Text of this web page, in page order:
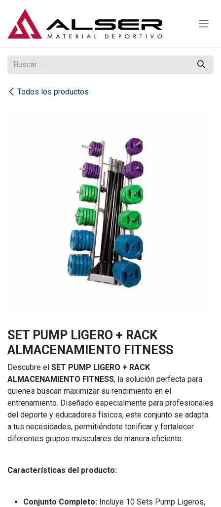
Todos los productos
SET PUMP LIGERO + RACK
ALMACENAMIENTO FITNESS
Descubre el SET PUMP LIGERO + RACK
ALMACENAMIENTO FITNESS, la solución perfecta para
quienes buscan maximizar su rendimiento en el
entrenamiento. Diseñado especialmente para profesionales
del deporte y educadores físicos, este conjunto se adapta
a tus necesidades, permitiéndote tonificar y fortalecer
diferentes grupos musculares de manera eficiente.
Características del producto:
Conjunto Completo: Incluye 10 Sets Pump Ligeros,